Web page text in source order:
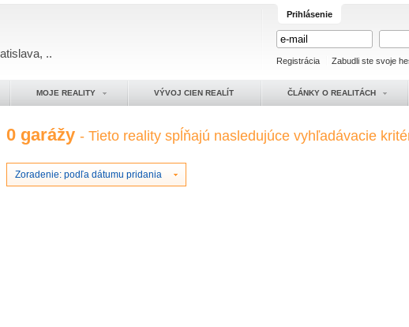
..
Prihlásenie
Registrácia Zabudli ste svoje
MOJE REALITY VÝVOJ CIEN REALÍT ČLÁNKY O REALITÁCH
0 garážy- Tieto reality spĺňajú nasledujúce vyhľadávacie
Zoradenie: podľa dátumu pridania